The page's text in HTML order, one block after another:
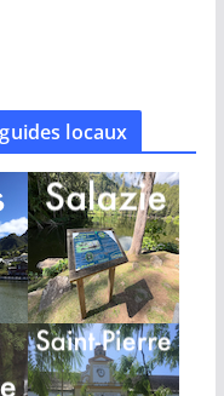
locaux